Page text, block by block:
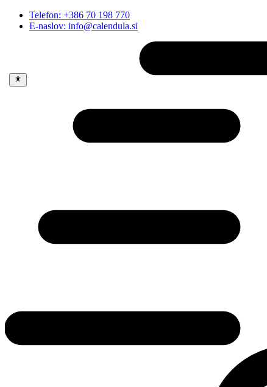
Telefon: +386 70 198 770
E-naslov: info@calendula.si